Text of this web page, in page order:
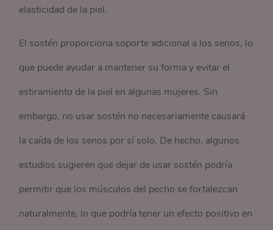
elasticidad de la piel.
El sostén proporciona soporte adicional a los senos, lo
que puede ayudar a mantener su forma y evitar el
estiramiento de la piel en algunas mujeres. Sin
embargo, no usar sostén no necesariamente causará
la caída de los senos por sí solo. De hecho, algunos
estudios sugieren que dejar de usar sostén podría
permitir que los músculos del pecho se fortalezcan
naturalmente, lo que podría tener un efecto positivo en